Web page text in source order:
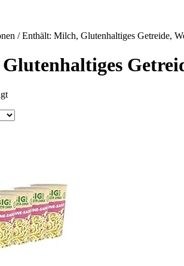
/ ‎Enthält: Milch, Glutenhaltiges Getreide,